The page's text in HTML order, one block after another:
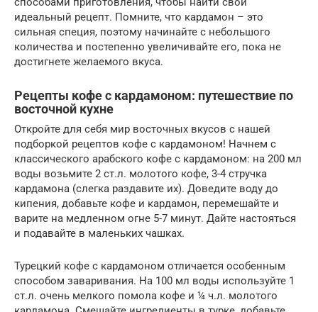
идеальный рецепт. Помните, что кардамон – это
сильная специя, поэтому начинайте с небольшого
количества и постепенно увеличивайте его, пока не
достигнете желаемого вкуса.
Рецепты кофе с кардамоном: путешествие по
восточной кухне
Откройте для себя мир восточных вкусов с нашей
подборкой рецептов кофе с кардамоном! Начнем с
классического арабского кофе с кардамоном: на 200 мл
воды возьмите 2 ст.л. молотого кофе, 3-4 стручка
кардамона (слегка раздавите их). Доведите воду до
кипения, добавьте кофе и кардамон, перемешайте и
варите на медленном огне 5-7 минут. Дайте настояться
и подавайте в маленьких чашках.
Турецкий кофе с кардамоном отличается особенным
способом заваривания. На 100 мл воды используйте 1
ст.л. очень мелкого помола кофе и ¼ ч.л. молотого